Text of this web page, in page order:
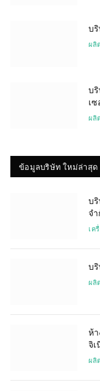
บ
ผลิ
บริ
เ
ผลิ
ข้อมูลบริษัท ใหม่ล่าสุด
บ
จำ
เค
บ
ผลิ
ห้
จิเ
ผลิ